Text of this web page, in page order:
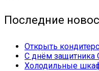
Последние
Открыть
С днём защитника
Холодильные